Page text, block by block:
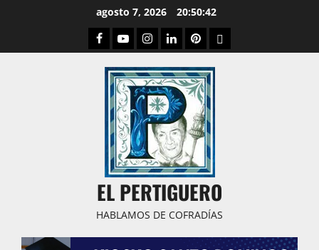
agosto 7, 2026 20:50:43
Facebook
YoutubeInstagram
LinkedPinterestDribbble
EL PERTIGUERO
HABLAMOS DE COFRADÍAS